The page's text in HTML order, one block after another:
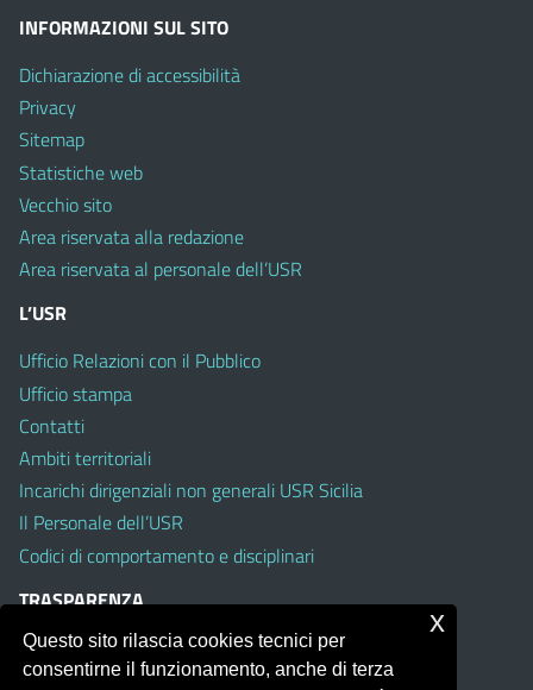
INFORMAZIONI SUL SITO
Dichiarazione di accessibilità
Privacy
Sitemap
Statistiche web
Vecchio sito
Area riservata alla redazione
Area riservata al personale dell’USR
L’USR
Ufficio Relazioni con il Pubblico
Ufficio stampa
Contatti
Ambiti territoriali
Incarichi dirigenziali non generali USR Sicilia
Il Personale dell’USR
Codici di comportamento e disciplinari
TRASPARENZA
Albo on line
Amministrazione Trasparente
Questo sito rilascia cookies tecnici per
consentirne il funzionamento, anche di terza
x